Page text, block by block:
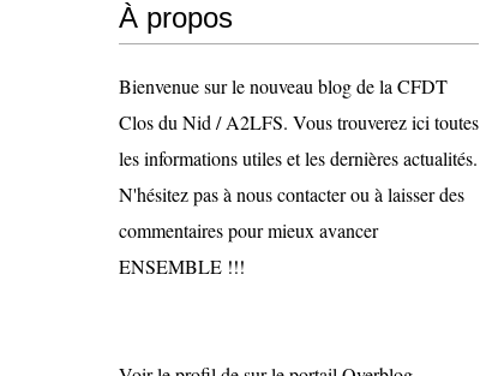
À propos
Bienvenue sur le nouveau blog de la CFDT
Clos du Nid / A2LFS. Vous trouverez ici toutes
les informations utiles et les dernières actualités.
N'hésitez pas à nous contacter ou à laisser des
commentaires pour mieux avancer
ENSEMBLE !!!